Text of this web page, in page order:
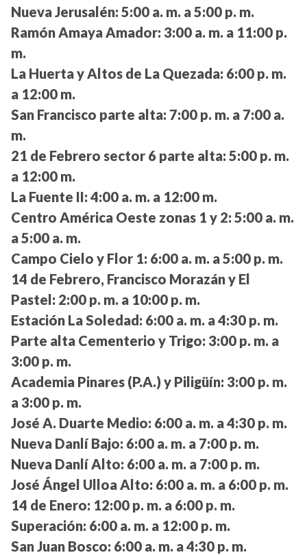
Nueva Jerusalén: 5:00 a. m. a 5:00 p. m.
Ramón Amaya Amador: 3:00 a. m. a 11:00 p.
m.
La Huerta y Altos de La Quezada: 6:00 p. m.
a 12:00 m.
San Francisco parte alta: 7:00 p. m. a 7:00 a.
m.
21 de Febrero sector 6 parte alta: 5:00 p. m.
a 12:00 m.
La Fuente II: 4:00 a. m. a 12:00 m.
Centro América Oeste zonas 1 y 2: 5:00 a. m.
a 5:00 a. m.
Campo Cielo y Flor 1: 6:00 a. m. a 5:00 p. m.
14 de Febrero, Francisco Morazán y El
Pastel: 2:00 p. m. a 10:00 p. m.
Estación La Soledad: 6:00 a. m. a 4:30 p. m.
Parte alta Cementerio y Trigo: 3:00 p. m. a
3:00 p. m.
Academia Pinares (P.A.) y Piligüín: 3:00 p. m.
a 3:00 p. m.
José A. Duarte Medio: 6:00 a. m. a 4:30 p. m.
Nueva Danlí Bajo: 6:00 a. m. a 7:00 p. m.
Nueva Danlí Alto: 6:00 a. m. a 7:00 p. m.
José Ángel Ulloa Alto: 6:00 a. m. a 6:00 p. m.
14 de Enero: 12:00 p. m. a 6:00 p. m.
Superación: 6:00 a. m. a 12:00 p. m.
San Juan Bosco: 6:00 a. m. a 4:30 p. m.